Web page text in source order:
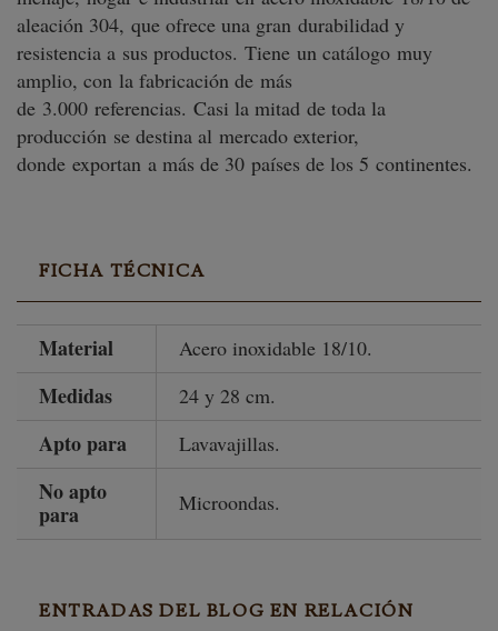
aleación 304, que ofrece una gran durabilidad y
resistencia a sus productos. Tiene un catálogo muy
amplio, con la fabricación de más
de 3.000 referencias. Casi la mitad de toda la
producción se destina al mercado exterior,
donde exportan a más de 30 países de los 5 continentes.
FICHA TÉCNICA
Material Acero inoxidable 18/10.
Medidas 24 y 28 cm.
Apto para Lavavajillas.
No apto
para
Microondas.
ENTRADAS DEL BLOG EN RELACIÓN